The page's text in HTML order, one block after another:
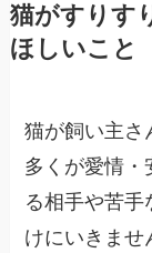
猫がすりす
ほしいこと
猫が飼い主さ
多くが愛情・
る相手や苦手
けにいきませ